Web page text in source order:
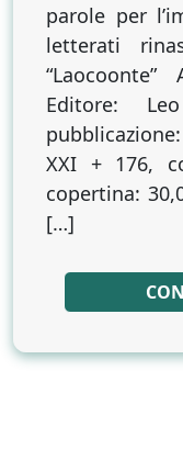
parole per
letterati
Editore:
XXI + 176,
copertina:
[…]